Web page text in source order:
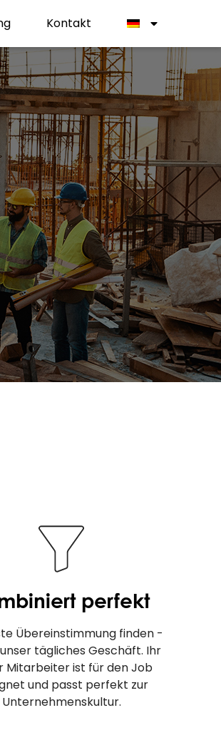
Kontakt
perfekt
Übereinstimmung finden -
tägliches Geschäft. Ihr
Mitarbeiter ist für den Job
und passt perfekt zur
Unternehmenskultur.